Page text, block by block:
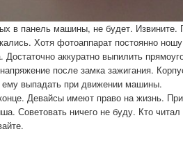
в панель машины, не будет. Извините.
Хотя фотоаппарат постоянно
Достаточно аккуратно выпилить
после замка зажигания.
ему выпадать при движении машины.
Девайсы имеют право на жизнь.
Советовать ничего не буду. Кто